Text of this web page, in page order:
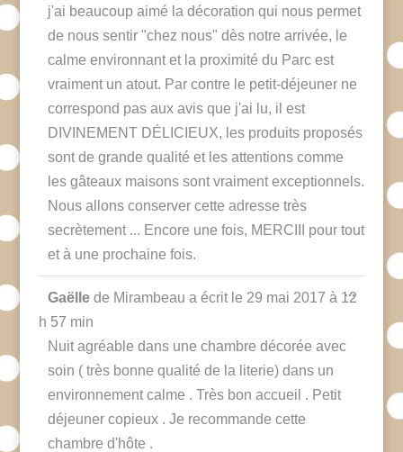
j'ai beaucoup aimé la décoration qui nous permet
de nous sentir "chez nous" dès notre arrivée, le
calme environnant et la proximité du Parc est
vraiment un atout. Par contre le petit-déjeuner ne
correspond pas aux avis que j'ai lu, il est
DIVINEMENT DÉLICIEUX, les produits proposés
sont de grande qualité et les attentions comme
les gâteaux maisons sont vraiment exceptionnels.
Nous allons conserver cette adresse très
secrètement ... Encore une fois, MERCIII pour tout
et à une prochaine fois.
Gaëlle de Mirambeau a écrit le 29 mai 2017 à 12
h 57 min
Nuit agréable dans une chambre décorée avec
soin ( très bonne qualité de la literie) dans un
environnement calme . Très bon accueil . Petit
déjeuner copieux . Je recommande cette
chambre d'hôte .
...Ouvrir/
cette